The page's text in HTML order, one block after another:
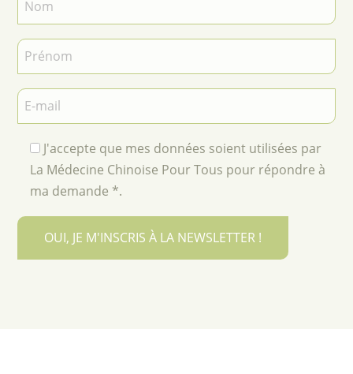
J'accepte que mes données soient utilisées par
La Médecine Chinoise Pour Tous pour répondre à
ma demande *.
OUI, JE M'INSCRIS À LA NEWSLETTER !